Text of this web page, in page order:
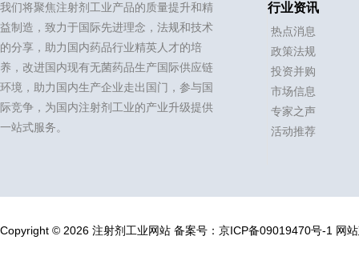
我们将聚焦注射剂工业产品的质量提升和精
益制造，致力于国际先进理念，法规和技术
的分享，助力国内药品行业精英人才的培
养，改进国内现有无菌药品生产国际供应链
环境，助力国内生产企业走出国门，参与国
际竞争，为国内注射剂工业的产业升级提供
一站式服务。
行业资讯
热点消息
政策法规
投资并购
市场信息
专家之声
活动推荐
Copyright © 2026 注射剂工业网站 备案号： 京ICP备09019470号-1 网